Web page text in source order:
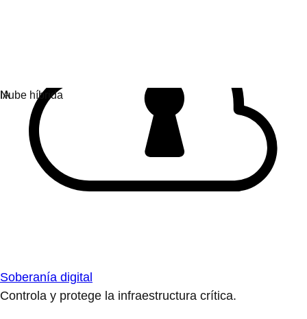
Soberanía digital
Controla y protege la infraestructura crítica.